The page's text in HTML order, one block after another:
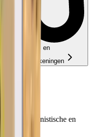
en
uw rekeningen
- Veganistische en